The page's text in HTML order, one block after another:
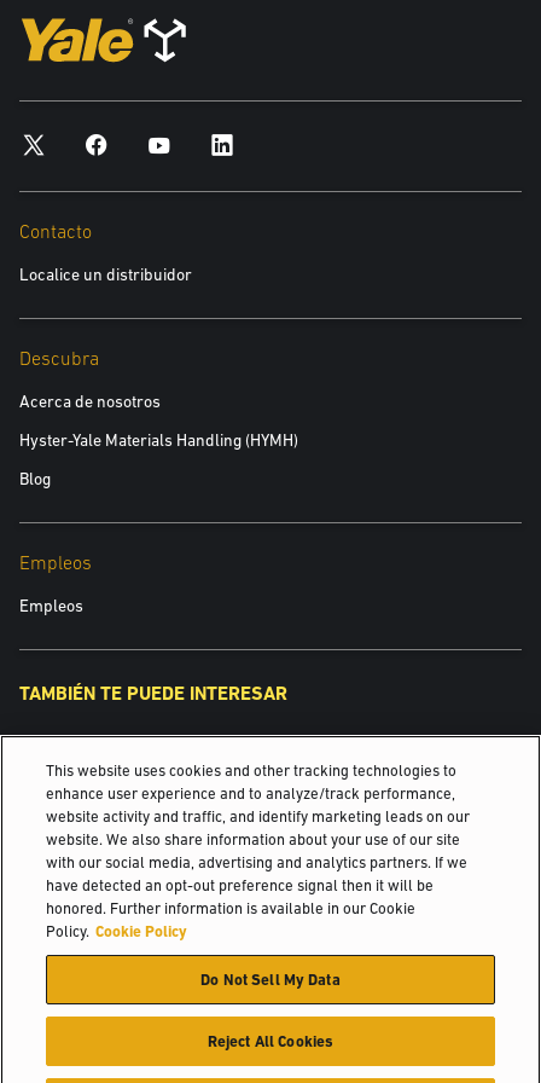
Dirección
*obligatorio
Ciudad
*obligatorio
Producto en el que tiene interés
Área de Interés:
Equipos Nuevos
Equipos Usados
Alquileres
Comentarios
Contacto
Localice un distribuidor
Descubra
Acerca de nosotros
Hyster-Yale Materials Handling (HYMH)
Blog
Empleos
Empleos
TAMBIÉN TE PUEDE INTERESAR
Yale Robotics
Inspirando soluciones desde 1875.
Industrias
© 2026 Hyster-Yale Materials Handling, Inc., Todos los derechos
reservados.
Política de privacidad
Política de uso Aceptable
Términos de Uso
Política de cookies
This website uses cookies and other tracking technologies to
enhance user experience and to analyze/track performance,
website activity and traffic, and identify marketing leads on our
website. We also share information about your use of our site
with our social media, advertising and analytics partners. If we
have detected an opt-out preference signal then it will be
honored. Further information is available in our Cookie
Policy. Cookie Policy
Do Not Sell My Data
Reject All Cookies